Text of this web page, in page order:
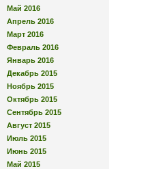
Май 2016
Апрель 2016
Март 2016
Февраль 2016
Январь 2016
Декабрь 2015
Ноябрь 2015
Октябрь 2015
Сентябрь 2015
Август 2015
Июль 2015
Июнь 2015
Май 2015